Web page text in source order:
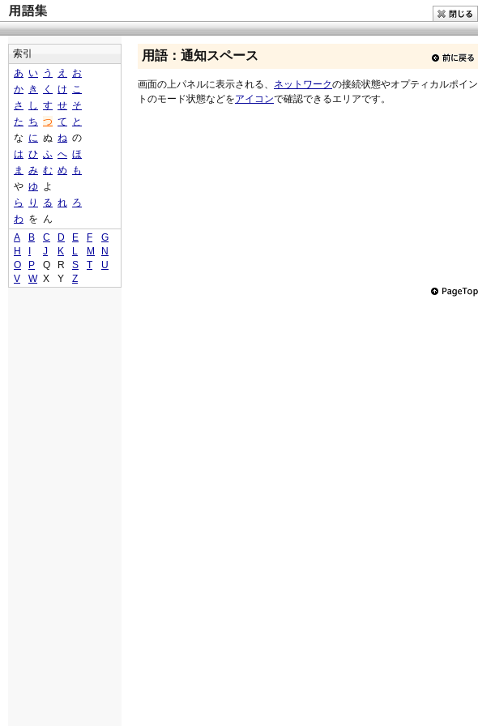
用語：通知スペース
画面の上パネルに表示される、 ネットワークの接続状態やオプティカルポイン
トのモード状態などをアイコンで確認できるエリアです。
索引
あ い う え
お
か き く け こ
さ
し す せ そ
た ち つ て
と
な に ぬ ね の
は ひ ふ へ ほ
ま
み む め
も
や ゆ よ
ら
り る れ ろ
わ を ん
A
B C D E F
G
H
J K L M
N
O
P Q R S T
U
V
W X Y Z